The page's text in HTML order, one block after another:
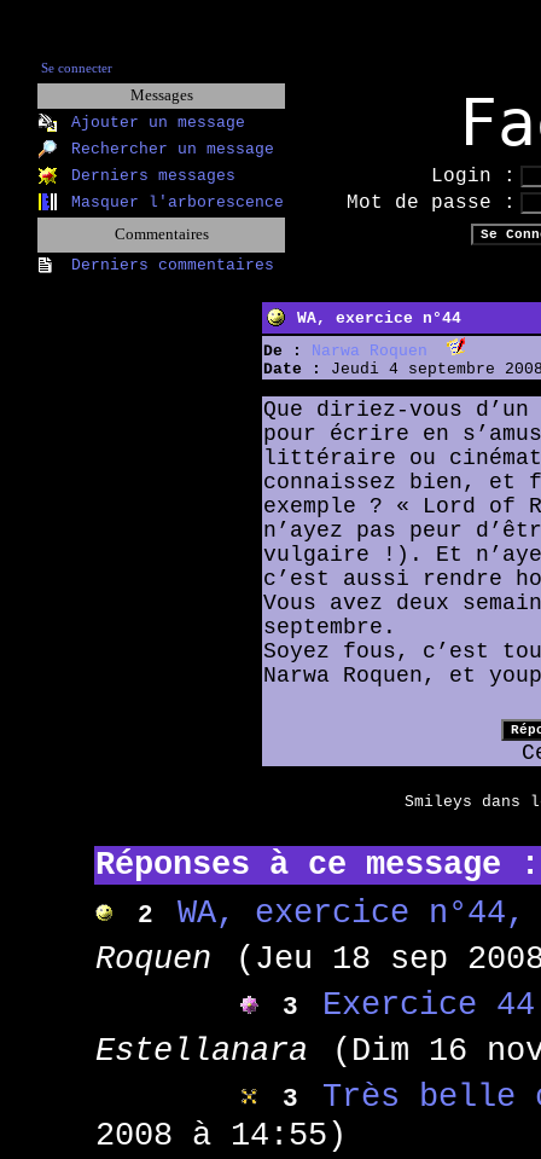
Se connecter
Messages
Ajouter un message
Rechercher un message
Derniers messages
Login :
Masquer l'arborescence Mot de passe :
Commentaires
Derniers commentaires
WA, exercice n°44
De :
Narwa Roquen
Date :
Jeudi 4 septembre
Que diriez-vous
pour écrire en
littéraire ou
connaissez bien, et
exemple ? « Lord of
n’ayez pas peur
vulgaire !). Et
c’est aussi rendre
Vous avez deux
septembre.
Soyez fous, c’est
Narwa Roquen, et
Smileys dans
Réponses à ce message :
2
WA, exercice
Roquen
(Jeu 18 sep
3
Exercice 44
Estellanara
(Dim 16
3
Très belle
2008 à 14:55)